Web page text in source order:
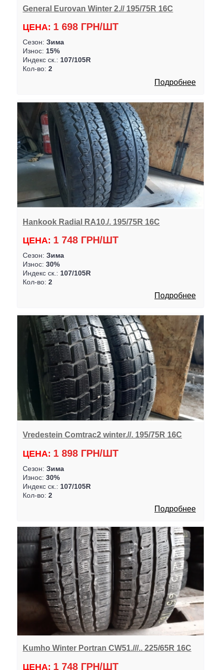
General Eurovan Winter 2.// 195/75R 16C
ЦЕНА: 1 698 ГРН/ШТ
Сезон: Зима
Износ: 15%
Индекс ск.: 107/105R
Кол-во: 2
Подробнее
Hankook Radial RA10./. 195/75R 16C
ЦЕНА: 1 748 ГРН/ШТ
Сезон: Зима
Износ: 30%
Индекс ск.: 107/105R
Кол-во: 2
Подробнее
Vredestein Comtrac2 winter.//. 195/75R 16C
ЦЕНА: 1 898 ГРН/ШТ
Сезон: Зима
Износ: 30%
Индекс ск.: 107/105R
Кол-во: 2
Подробнее
Kumho Winter Portran CW51.///.. 225/65R 16C
ЦЕНА: 1 748 ГРН/ШТ